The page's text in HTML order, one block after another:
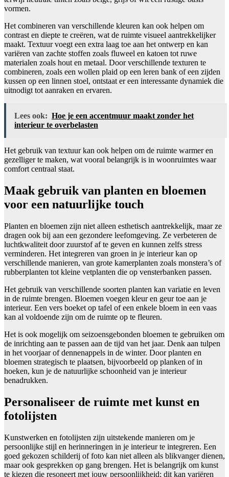
vormen.
Het combineren van verschillende kleuren kan ook helpen om
contrast en diepte te creëren, wat de ruimte visueel aantrekkelijker
maakt. Textuur voegt een extra laag toe aan het ontwerp en kan
variëren van zachte stoffen zoals fluweel en katoen tot ruwe
materialen zoals hout en metaal. Door verschillende texturen te
combineren, zoals een wollen plaid op een leren bank of een zijden
kussen op een linnen stoel, ontstaat er een interessante dynamiek die
uitnodigt tot aanraken en ervaren.
Lees ook: Hoe je een accentmuur maakt zonder het
interieur te overbelasten
Het gebruik van textuur kan ook helpen om de ruimte warmer en
gezelliger te maken, wat vooral belangrijk is in woonruimtes waar
comfort centraal staat.
Maak gebruik van planten en bloemen
voor een natuurlijke touch
Planten en bloemen zijn niet alleen esthetisch aantrekkelijk, maar ze
dragen ook bij aan een gezondere leefomgeving. Ze verbeteren de
luchtkwaliteit door zuurstof af te geven en kunnen zelfs stress
verminderen. Het integreren van groen in je interieur kan op
verschillende manieren, van grote kamerplanten zoals monstera’s of
rubberplanten tot kleine vetplanten die op vensterbanken passen.
Het gebruik van verschillende soorten planten kan variatie en leven
in de ruimte brengen. Bloemen voegen kleur en geur toe aan je
interieur. Een vers boeket op tafel of een enkele bloem in een vaas
kan al voldoende zijn om de ruimte op te fleuren.
Het is ook mogelijk om seizoensgebonden bloemen te gebruiken om
de inrichting aan te passen aan de tijd van het jaar. Denk aan tulpen
in het voorjaar of dennenappels in de winter. Door planten en
bloemen strategisch te plaatsen, bijvoorbeeld op planken of in
hoeken, kun je de natuurlijke schoonheid van je interieur
benadrukken.
Personaliseer de ruimte met kunst en
fotolijsten
Kunstwerken en fotolijsten zijn uitstekende manieren om je
persoonlijke stijl en herinneringen in je interieur te integreren. Een
goed gekozen schilderij of foto kan niet alleen als blikvanger dienen,
maar ook gesprekken op gang brengen. Het is belangrijk om kunst
te kiezen die resoneert met jouw persoonlijkheid; dit kan variëren